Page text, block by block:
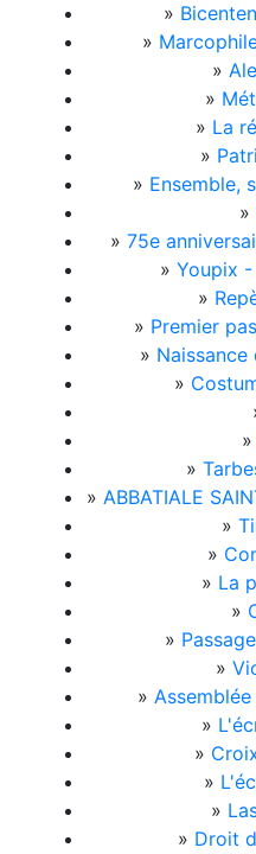
»
»
»
»
» La
»
» Ensemble,
»
» 75e
» Youpix
»
» Premier
»
»
»
»
» ABBATIALE
»
»
» La
»
»
»
»
»
»
»
»
» Droit